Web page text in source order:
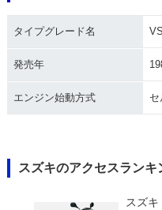
タイプグレード名
発売年
エンジン始動方式
スズキのアクセスランキ
スズキ